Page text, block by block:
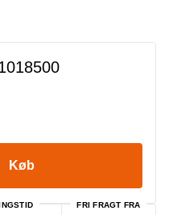
Køb
FRI FRAGT FRA